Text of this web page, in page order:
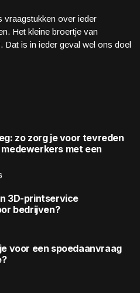
vraagstukken over ieder
Het kleine broertje van
Dat is in ieder geval wel ons doel
zo zorg je voor tevreden
met een
3D-printservice
bedrijven?
voor een spoedaanvraag